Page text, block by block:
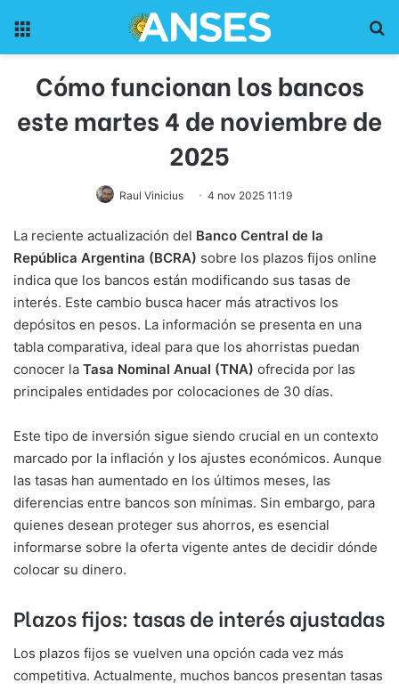
Cómo funcionan los bancos
este martes 4 de noviembre de
2025
Raul Vinicius 4 nov 2025 11:19
La reciente actualización del Banco Central de la
República Argentina (BCRA) sobre los plazos fijos online
indica que los bancos están modificando sus tasas de
interés. Este cambio busca hacer más atractivos los
depósitos en pesos. La información se presenta en una
tabla comparativa, ideal para que los ahorristas puedan
conocer la Tasa Nominal Anual (TNA) ofrecida por las
principales entidades por colocaciones de 30 días.
Este tipo de inversión sigue siendo crucial en un contexto
marcado por la inflación y los ajustes económicos. Aunque
las tasas han aumentado en los últimos meses, las
diferencias entre bancos son mínimas. Sin embargo, para
quienes desean proteger sus ahorros, es esencial
informarse sobre la oferta vigente antes de decidir dónde
colocar su dinero.
Plazos fijos: tasas de interés ajustadas
Los plazos fijos se vuelven una opción cada vez más
competitiva. Actualmente, muchos bancos presentan tasas